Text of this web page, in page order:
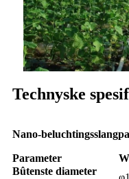
Technyske
Nano-
Parameter
Bûtenste diameter